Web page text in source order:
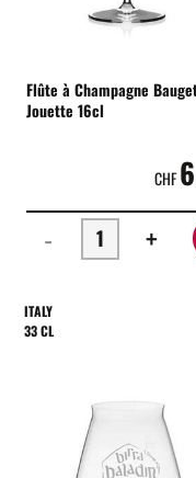
Flûte à Champagne
Jouette 16cl
CHF
-
+
ITALY
33 CL